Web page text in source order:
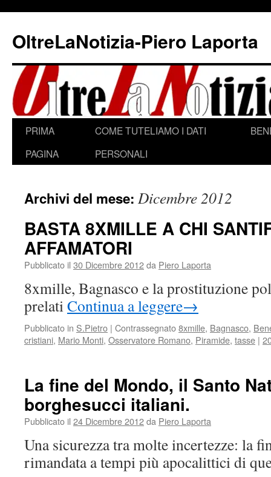
contenuto
OltreLaNotizia-Piero Laporta
PRIMA
PAGINA
COME TUTELIAMO I DATI
PERSONALI
Archivi del mese: Dicembre 2012
BASTA 8XMILLE A CHI
AFFAMATORI
Pubblicato il 30 Dicembre 2012da Piero Laporta
8xmille, Bagnasco e la prostituzione
prelatiContinua a leggere→
Pubblicato in S.Pietro | Contrassegnato8xmille, Bagnasco,
cristiani, Mario Monti, Osservatore Romano, Piramide, tasse |
La fine del Mondo, il Santo
borghesucci italiani.
Pubblicato il 24 Dicembre 2012da Piero Laporta
Una sicurezza tra molte incertezze: la
rimandata a tempi più apocalittici di